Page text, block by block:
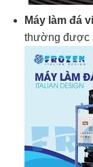
Máy làm đá
thường được